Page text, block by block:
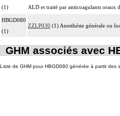
(1)
ALD et traité par anticoagulants
HBGD080
(1)
ZZLP030 (1) Anesthésie générale ou
GHM associés avec
Liste de GHM pour HBGD080 générée à partir des